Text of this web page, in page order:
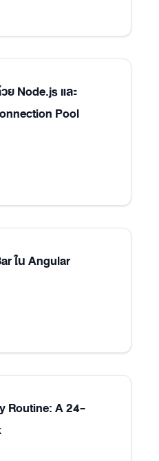
ย Node.js และ
Pool
ใน Angular
Routine: A 24-